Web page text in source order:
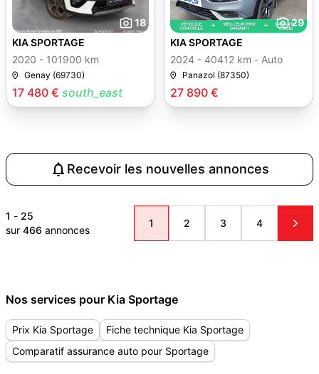
18
17 480 € south_east
KIA SPORTAGE
2020 - 101900 km
Genay (69730)
29
27 890 €
KIA SPORTAGE
2024 - 40412 km - Auto
Panazol (87350)
Recevoir les nouvelles annonces
1 - 25
sur 466 annonces
1 2 3 4
Nos services pour Kia Sportage
Prix Kia Sportage
Fiche technique Kia Sportage
Comparatif assurance auto pour Sportage